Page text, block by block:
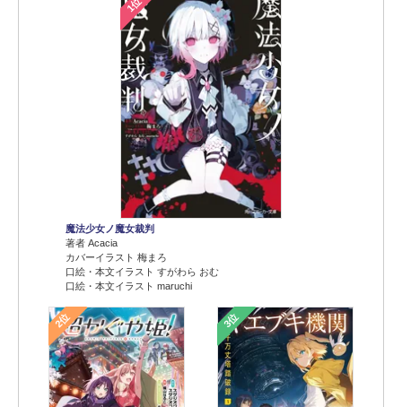
1位
魔法少女ノ魔女裁判
著者 Acacia
カバーイラスト 梅まろ
口絵・本文イラスト すがわら おむ
口絵・本文イラスト maruchi
2位 3位